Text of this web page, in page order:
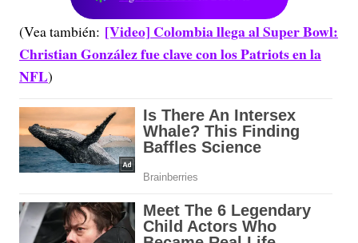
(Vea también: [Video] Colombia llega al Super Bowl:
Christian González fue clave con los Patriots en la
NFL)